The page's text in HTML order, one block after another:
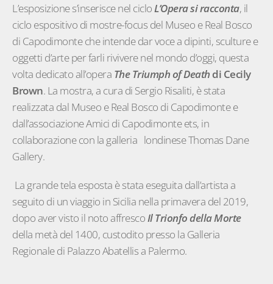
L’esposizione s’inserisce nel cicloL’Opera si racconta, il
ciclo espositivo di mostre-focus del Museo e Real Bosco
di Capodimonte che intende dar voce a dipinti, sculture e
oggetti d’arte per farli rivivere nel mondo d’oggi, questa
volta dedicato all’opera The Triumph of Death di Cecily
Brown. La mostra, a cura di Sergio Risaliti, è stata
realizzata dal Museo e Real Bosco di Capodimonte e
dall’associazione Amici di Capodimonte ets, in
collaborazione con la galleria londinese Thomas Dane
Gallery.
La grande tela esposta è stata eseguita dall’artista a
seguito di un viaggio in Sicilia nella primavera del 2019,
dopo aver visto il noto affrescoIl Trionfo della Morte
della metà del 1400, custodito presso la Galleria
Regionale di Palazzo Abatellis a Palermo.